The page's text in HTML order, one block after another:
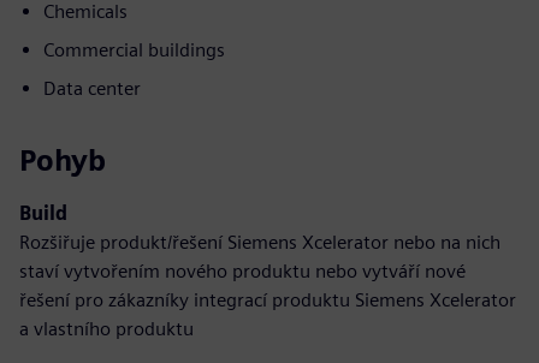
Chemicals
Commercial buildings
Data center
Pohyb
Build
Rozšiřuje produkt/řešení Siemens Xcelerator nebo na nich
staví vytvořením nového produktu nebo vytváří nové
řešení pro zákazníky integrací produktu Siemens Xcelerator
a vlastního produktu